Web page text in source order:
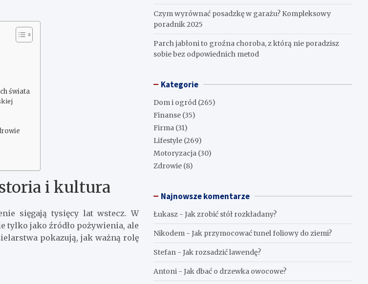
świata
i kultura
sięgają tysięcy lat wstecz. W
tylko jako źródło pożywienia, ale
pokazują, jak ważną rolę
Czym wyrównać posadzkę w garażu? Kompleksowy
poradnik 2025
Parch jabłoni to groźna choroba, z którą nie poradzisz
sobie bez odpowiednich metod
Kategorie
Dom i ogród (265)
Finanse (35)
Firma (31)
Lifestyle (269)
Motoryzacja (30)
Zdrowie (8)
Najnowsze komentarze
Łukasz -Jak zrobić stół rozkładany?
Nikodem -Jak przymocować tunel foliowy do ziemi?
Stefan -Jak rozsadzić lawendę?
Antoni -Jak dbać o drzewka owocowe?